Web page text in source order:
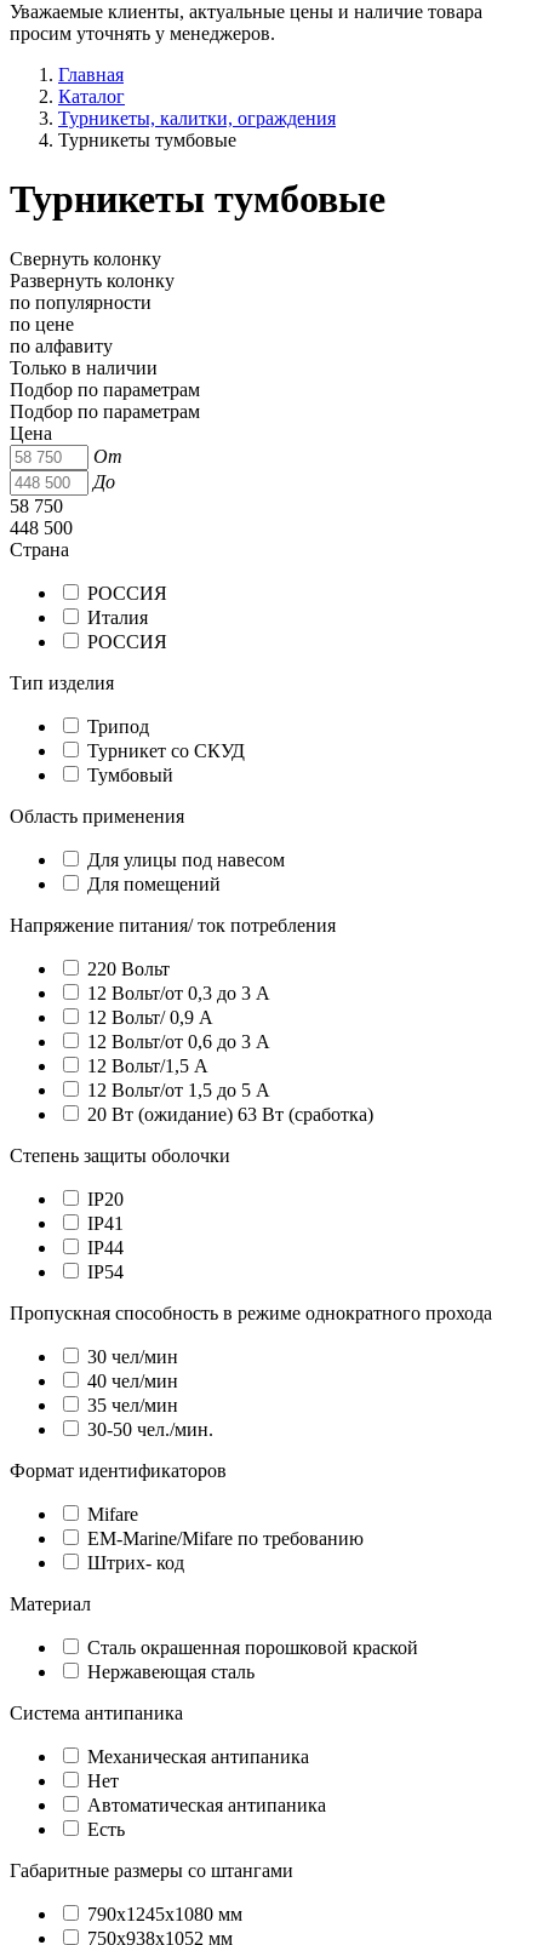
Уважаемые клиенты, актуальные цены и наличие товара
просим уточнять у менеджеров.
Главная
Каталог
Турникеты, калитки, ограждения
Турникеты тумбовые
Турникеты тумбовые
Свернуть колонку
Развернуть колонку
по популярности
по цене
по алфавиту
Только в наличии
Подбор по параметрам
Подбор по параметрам
Цена
От
До
58 750
448 500
Страна
РОССИЯ
Италия
РОССИЯ
Тип изделия
Трипод
Турникет со СКУД
Тумбовый
Область применения
Для улицы под навесом
Для помещений
Напряжение питания/ ток потребления
220 Вольт
12 Вольт/от 0,3 до 3 А
12 Вольт/ 0,9 А
12 Вольт/от 0,6 до 3 А
12 Вольт/1,5 А
12 Вольт/от 1,5 до 5 А
20 Вт (ожидание) 63 Вт (сработка)
Степень защиты оболочки
IP20
IP41
IP44
IP54
Пропускная способность в режиме однократного прохода
30 чел/мин
40 чел/мин
35 чел/мин
30-50 чел./мин.
Формат идентификаторов
Mifare
EM-Marine/Mifare по требованию
Штрих- код
Материал
Сталь окрашенная порошковой краской
Нержавеющая сталь
Система антипаника
Механическая антипаника
Нет
Автоматическая антипаника
Есть
Габаритные размеры со штангами
790х1245х1080 мм
750x938x1052 мм